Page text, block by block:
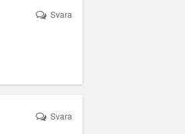
Svara
Svara